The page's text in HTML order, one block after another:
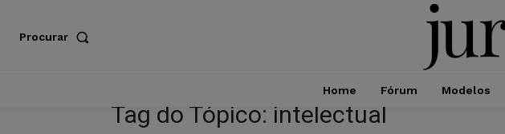
Procurar
Home Fórum Modelos
Tag do Tópico: intelectual